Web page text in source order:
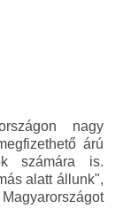
nagy
árú
számára is.
alatt állunk",